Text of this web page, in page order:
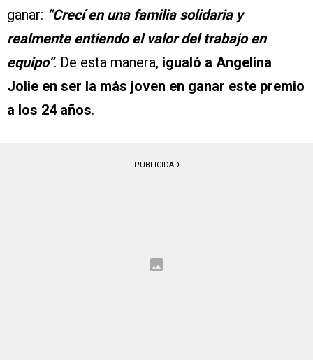
ganar: “Crecí en una familia solidaria y
realmente entiendo el valor del trabajo en
equipo”. De esta manera, igualó a Angelina
Jolie en ser la más joven en ganar este premio
a los 24 años.
PUBLICIDAD